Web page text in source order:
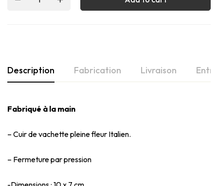
Description Fabrication Livraison
Fabriqué à la main
– Cuir de vachette pleine fleur Italien.
– Fermeture par pression